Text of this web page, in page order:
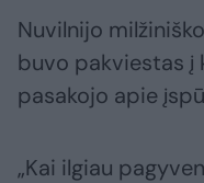
Nuvilnijo
buvo pakviestas į
pasakojo apie
„Kai ilgiau